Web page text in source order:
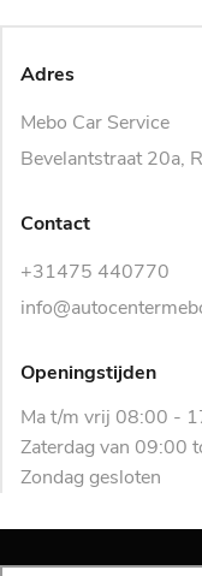
Adres
Mebo Car Service
Bevelantstraat 20a,
Contact
+31475 440770
Openingstijden
Ma t/m vrij 08:00 -
Zaterdag van 09:00
Zondag gesloten